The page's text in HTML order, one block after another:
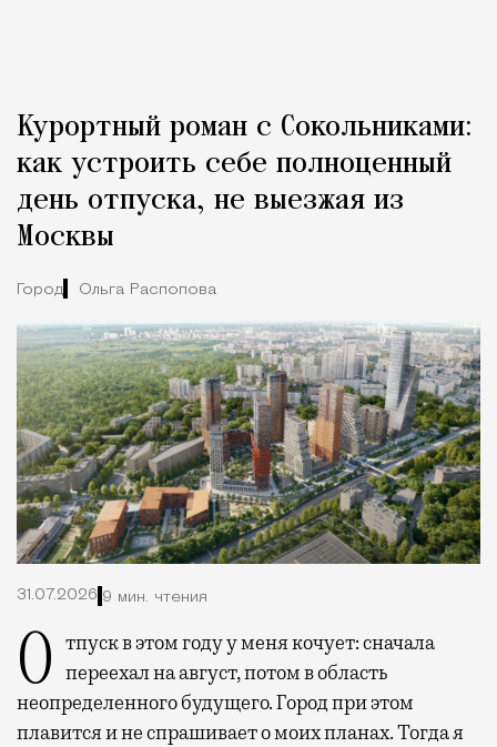
Курортный роман с Сокольниками:
как устроить себе полноценный
день отпуска, не выезжая из
Москвы
Город Ольга Распопова
31.07.2026 9 мин. чтения
Отпуск в этом году у меня кочует: сначала переехал на август, потом в область
неопределенного будущего. Город при этом
плавится и не спрашивает о моих планах. Тогда я